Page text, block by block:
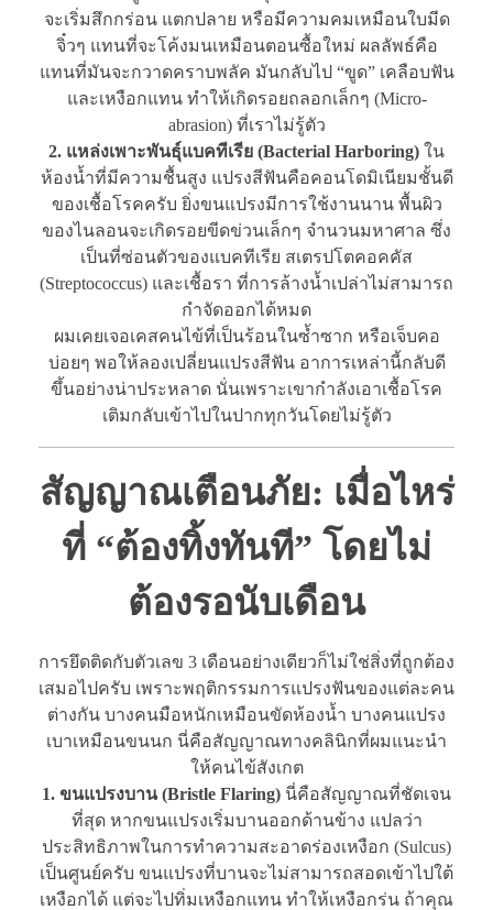
จะเริ่มสึกกร่อน แตกปลาย หรือมีความคมเหมือนใบมีด
จิ๋วๆ แทนที่จะโค้งมนเหมือนตอนซื้อใหม่ ผลลัพธ์คือ
แทนที่มันจะกวาดคราบพลัค มันกลับไป “ขูด” เคลือบฟัน
และเหงือกแทน ทำให้เกิดรอยถลอกเล็กๆ (Micro-
abrasion) ที่เราไม่รู้ตัว
2. แหล่งเพาะพันธุ์แบคทีเรีย (Bacterial Harboring) ใน
ห้องน้ำที่มีความชื้นสูง แปรงสีฟันคือคอนโดมิเนียมชั้นดี
ของเชื้อโรคครับ ยิ่งขนแปรงมีการใช้งานนาน พื้นผิว
ของไนลอนจะเกิดรอยขีดข่วนเล็กๆ จำนวนมหาศาล ซึ่ง
เป็นที่ซ่อนตัวของแบคทีเรีย สเตรปโตคอคคัส
(Streptococcus) และเชื้อรา ที่การล้างน้ำเปล่าไม่สามารถ
กำจัดออกได้หมด
ผมเคยเจอเคสคนไข้ที่เป็นร้อนในซ้ำซาก หรือเจ็บคอ
บ่อยๆ พอให้ลองเปลี่ยนแปรงสีฟัน อาการเหล่านี้กลับดี
ขึ้นอย่างน่าประหลาด นั่นเพราะเขากำลังเอาเชื้อโรค
เติมกลับเข้าไปในปากทุกวันโดยไม่รู้ตัว
สัญญาณเตือนภัย: เมื่อไหร่
ที่ “ต้องทิ้งทันที” โดยไม่
ต้องรอนับเดือน
การยึดติดกับตัวเลข 3 เดือนอย่างเดียวก็ไม่ใช่สิ่งที่ถูกต้อง
เสมอไปครับ เพราะพฤติกรรมการแปรงฟันของแต่ละคน
ต่างกัน บางคนมือหนักเหมือนขัดห้องน้ำ บางคนแปรง
เบาเหมือนขนนก นี่คือสัญญาณทางคลินิกที่ผมแนะนำ
ให้คนไข้สังเกต
1. ขนแปรงบาน (Bristle Flaring) นี่คือสัญญาณที่ชัดเจน
ที่สุด หากขนแปรงเริ่มบานออกด้านข้าง แปลว่า
ประสิทธิภาพในการทำความสะอาดร่องเหงือก (Sulcus)
เป็นศูนย์ครับ ขนแปรงที่บานจะไม่สามารถสอดเข้าไปใต้
เหงือกได้ แต่จะไปทิ่มเหงือกแทน ทำให้เหงือกร่น ถ้าคุณ